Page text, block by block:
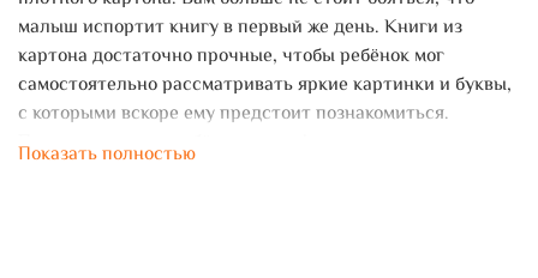
малыш испортит книгу в первый же день. Книги из
картона достаточно прочные, чтобы ребёнок мог
самостоятельно рассматривать яркие картинки и буквы,
с которыми вскоре ему предстоит познакомиться.
Подарите своему ребёнку сказку!
Показать полностью